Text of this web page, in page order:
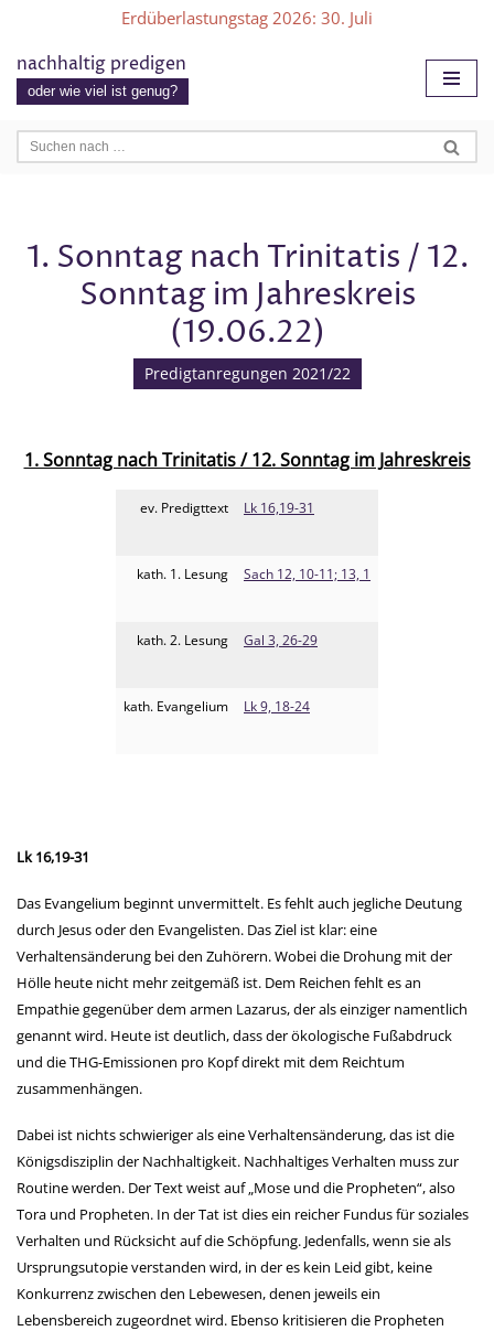
Zum
Inhalt
Erdüberlastungstag 2026: 30. Juli
nachhaltig predigen
oder wie viel ist genug?
1. Sonntag nach Trinitatis / 12.
Sonntag im Jahreskreis
(19.06.22)
Predigtanregungen 2021/22
1. Sonntag nach Trinitatis / 12. Sonntag im Jahreskreis
ev. Predigttext
kath. 1. Lesung
kath. 2. Lesung
kath. Evangelium
Lk 16,19-31
Sach 12, 10-11; 13, 1
Gal 3, 26-29
Lk 9, 18-24
Lk 16,19-31
Das Evangelium beginnt unvermittelt. Es fehlt auch jegliche Deutung
durch Jesus oder den Evangelisten. Das Ziel ist klar: eine
Verhaltensänderung bei den Zuhörern. Wobei die Drohung mit der
Hölle heute nicht mehr zeitgemäß ist. Dem Reichen fehlt es an
Empathie gegenüber dem armen Lazarus, der als einziger namentlich
genannt wird. Heute ist deutlich, dass der ökologische Fußabdruck
und die THG-Emissionen pro Kopf direkt mit dem Reichtum
zusammenhängen.
Dabei ist nichts schwieriger als eine Verhaltensänderung, das ist die
Königsdisziplin der Nachhaltigkeit. Nachhaltiges Verhalten muss zur
Routine werden. Der Text weist auf „Mose und die Propheten“, also
Tora und Propheten. In der Tat ist dies ein reicher Fundus für soziales
Verhalten und Rücksicht auf die Schöpfung. Jedenfalls, wenn sie als
Ursprungsutopie verstanden wird, in der es kein Leid gibt, keine
Konkurrenz zwischen den Lebewesen, denen jeweils ein
Lebensbereich zugeordnet wird. Ebenso kritisieren die Propheten